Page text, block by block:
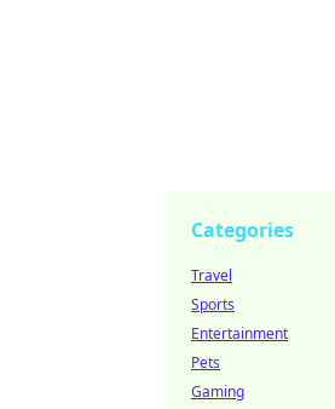
Categories
Travel
Sports
Entertainment
Pets
Gaming